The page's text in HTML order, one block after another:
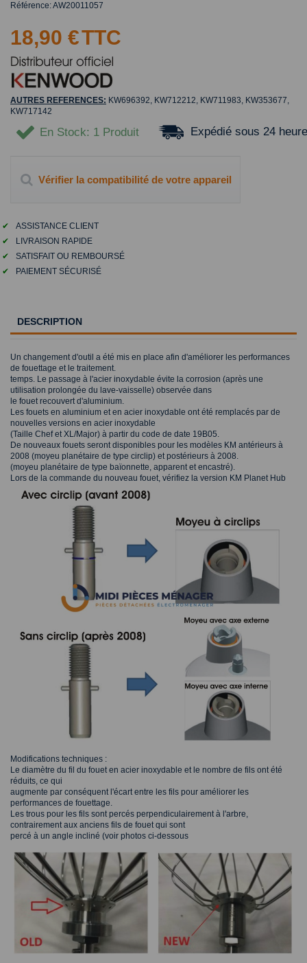
Référence:AW20011057
18,90 €TTC
AUTRES REFERENCES: KW696392, KW712212, KW711983, KW353677,
KW717142
En Stock: 1 Produit Expédié sous 24
Vérifier la compatibilité de votre appareil
✔
ASSISTANCE CLIENT
✔
LIVRAISON RAPIDE
✔
SATISFAIT OU REMBOURSÉ
✔
PAIEMENT SÉCURISÉ
DESCRIPTION
Un changement d'outil a été mis en place afin d'améliorer les performances
de fouettage et le traitement.
temps. Le passage à l'acier inoxydable évite la corrosion (après une
utilisation prolongée du lave-vaisselle) observée dans
le fouet recouvert d'aluminium.
Les fouets en aluminium et en acier inoxydable ont été remplacés par de
nouvelles versions en acier inoxydable
(Taille Chef et XL/Major) à partir du code de date 19B05.
De nouveaux fouets seront disponibles pour les modèles KM antérieurs à
2008 (moyeu planétaire de type circlip) et postérieurs à 2008.
(moyeu planétaire de type baïonnette, apparent et encastré).
Lors de la commande du nouveau fouet, vérifiez la version KM Planet Hub
Modifications techniques :
Le diamètre du fil du fouet en acier inoxydable et le nombre de fils ont été
réduits, ce qui
augmente par conséquent l'écart entre les fils pour améliorer les
performances de fouettage.
Les trous pour les fils sont percés perpendiculairement à l'arbre,
contrairement aux anciens fils de fouet qui sont
percé à un angle incliné (voir photos ci-dessous